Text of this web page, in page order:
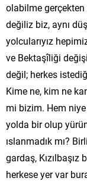
olabilme gerçekten
değiliz biz, aynı
yolcularıyız
ve Bektaşîliği
değil; herkes
Kime ne, kim ne
mi bizim. Hem
yolda bir olup
ıslanmadık mı?
gardaş,
herkese yer var